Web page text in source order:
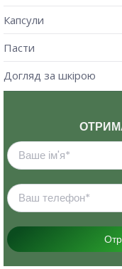
Капсули
Пасти
Догляд за шкірою